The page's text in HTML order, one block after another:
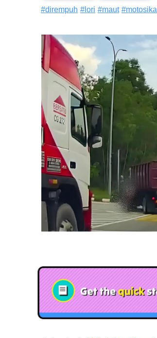
#dirempuh # lori #maut #motosikal